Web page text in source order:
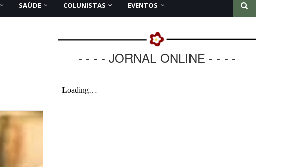
SAÚDE COLUNISTAS EVENTOS
- - - - JORNAL ONLINE - - - -